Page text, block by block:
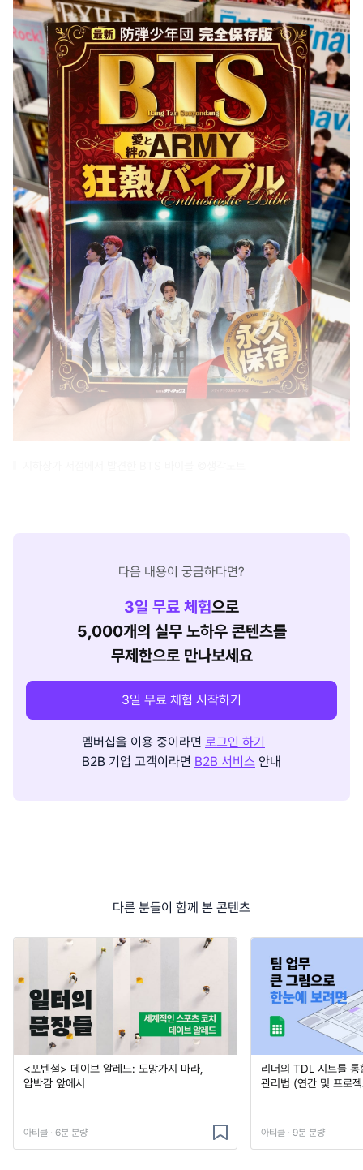
다음 내용이 궁금하다면?
3일 무료 체험으로
5,000개의 실무 노하우 콘텐츠를
무제한으로 만나보세요
3일 무료 체험 시작하기
멤버십을 이용 중이라면 로그인 하기
B2B 기업 고객이라면 B2B 서비스 안내
다른 분들이 함께 본 콘텐츠
<포텐셜> 데이브 알레드: 도망가지 마라,
압박감 앞에서
아티클 · 6분 분량
리더의 TDL 시트를
관리법 (연간 및 프로
아티클 · 9분 분량